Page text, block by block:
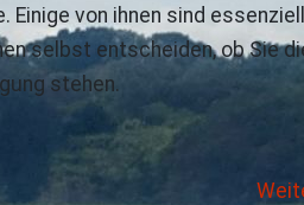
von ihnen sind
selbst entscheiden, ob Sie
stehen.